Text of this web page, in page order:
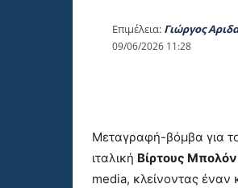
Επιμέλεια: Γιώργος
09/06/2026 11:28
Μεταγραφή-βόμβα για
ιταλική Βίρτους
media, κλείνοντας